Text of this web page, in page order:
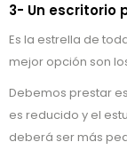
3- Un escritorio
Es la estrella de
mejor opción son
Debemos prestar
es reducido y el
deberá ser más